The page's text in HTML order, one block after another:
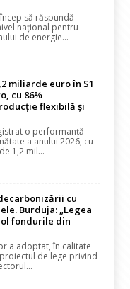
să răspundă
național pentru
de energie...
miliarde euro în S1
cu 86%
flexibilă și
o performanță
a anului 2026, cu
1,2 mil...
cu
Burduja: „Legea
fondurile din
a adoptat, în calitate
de lege privind